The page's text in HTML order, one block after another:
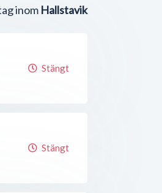
inom Hallstavik
Stängt
Stängt